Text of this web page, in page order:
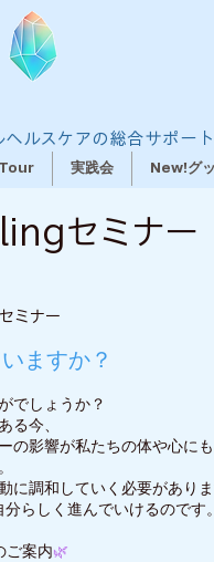
ヘルスケアの総合サポー
実践会 New!グ
セミナー
ミナー
ますか？
でしょうか？
る今、
の影響が私たちの体や心にも
調和していく必要がありま
らしく進んでいけるのです。
ご案内🌿